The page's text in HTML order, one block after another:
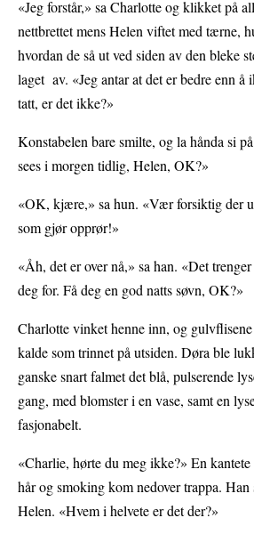
«Jeg forstår,» sa Charlotte og klikket på
nettbrettet mens Helen viftet med tærne,
hvordan de så ut ved siden av den bleke
laget av. «Jeg antar at det er bedre enn
tatt, er det ikke?»
Konstabelen bare smilte, og la hånda si
sees i morgen tidlig, Helen, OK?»
«OK, kjære,» sa hun. «Vær forsiktig der
som gjør opprør!»
«Åh, det er over nå,» sa han. «Det
deg for. Få deg en god natts søvn, OK?»
Charlotte vinket henne inn, og
kalde som trinnet på utsiden. Døra ble
ganske snart falmet det blå, pulserende
gang, med blomster i en vase, samt en
fasjonabelt.
«Charlie, hørte du meg ikke?» En
hår og smoking kom nedover trappa. Han
Helen. «Hvem i helvete er det der?»